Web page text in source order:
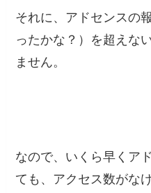
それに、アドセンスの
ったかな？）を超えな
ません。
なので、いくら早くア
ても、アクセス数がな